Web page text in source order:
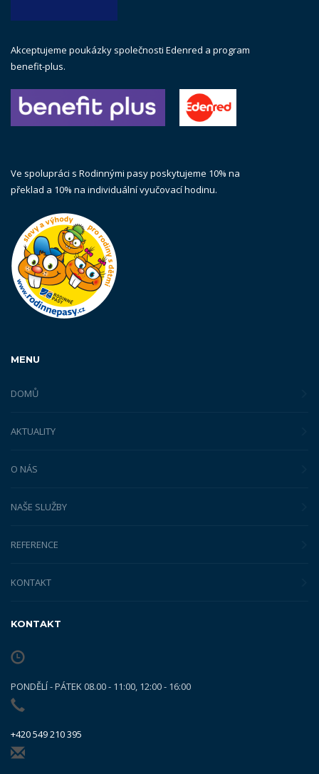
Akceptujeme poukázky společnosti Edenred a program
benefit-plus.
Ve spolupráci s Rodinnými pasy poskytujeme 10% na
překlad a 10% na individuální vyučovací hodinu.
MENU
DOMŮ
AKTUALITY
O NÁS
NAŠE SLUŽBY
REFERENCE
KONTAKT
KONTAKT
PONDĚLÍ - PÁTEK 08.00 - 11:00, 12:00 - 16:00
+420 549 210 395